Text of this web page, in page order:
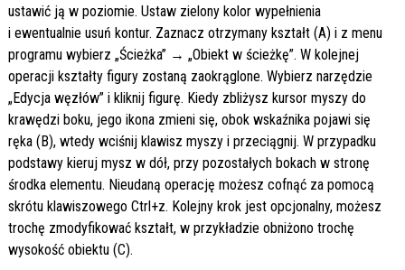
ustawić ją w poziomie. Ustaw zielony kolor wypełnienia
i ewentualnie usuń kontur. Zaznacz otrzymany kształt (A) i z menu
programu wybierz „Ścieżka” → „Obiekt w ścieżkę”. W kolejnej
operacji kształty figury zostaną zaokrąglone. Wybierz narzędzie
„Edycja węzłów” i kliknij figurę. Kiedy zbliżysz kursor myszy do
krawędzi boku, jego ikona zmieni się, obok wskaźnika pojawi się
ręka (B), wtedy wciśnij klawisz myszy i przeciągnij. W przypadku
podstawy kieruj mysz w dół, przy pozostałych bokach w stronę
środka elementu. Nieudaną operację możesz cofnąć za pomocą
skrótu klawiszowego Ctrl+z. Kolejny krok jest opcjonalny, możesz
trochę zmodyfikować kształt, w przykładzie obniżono trochę
wysokość obiektu (C).